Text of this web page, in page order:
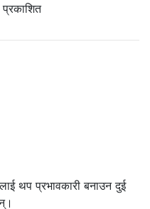
थप प्रभावकारी बनाउन दुई